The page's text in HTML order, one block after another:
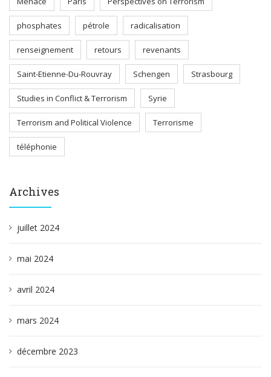
phosphates pétrole radicalisation
renseignement retours revenants
Saint-Etienne-Du-Rouvray Schengen Strasbourg
Studies in Conflict & Terrorism Syrie
Terrorism and Political Violence Terrorisme
téléphonie
Archives
juillet 2024
mai 2024
avril 2024
mars 2024
décembre 2023